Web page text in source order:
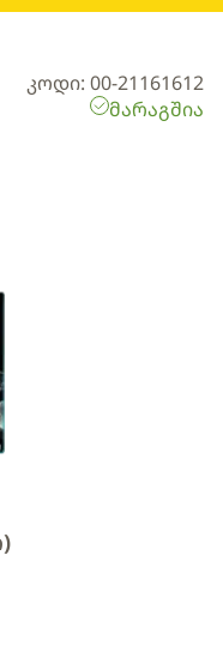
კოდი: 00-21161612
მარაგშია